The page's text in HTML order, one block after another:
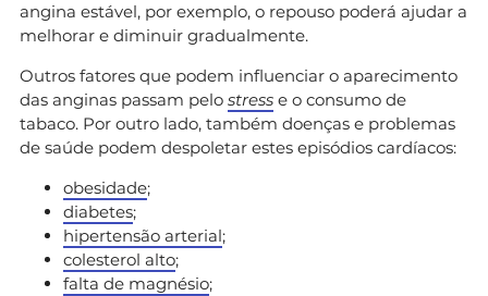
angina estável, por exemplo, o repouso poderá ajudar a
melhorar e diminuir gradualmente.
Outros fatores que podem influenciar o aparecimento
das anginas passam pelo stress e o consumo de
tabaco. Por outro lado, também doenças e problemas
de saúde podem despoletar estes episódios cardíacos:
obesidade;
diabetes;
hipertensão arterial;
colesterol alto;
falta de magnésio;